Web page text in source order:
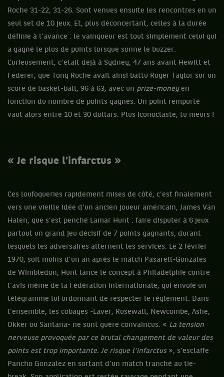
Roche 31-22, 31-26. Sont venues ensuite les rencontres en un
seul set de 10 jeux. Et, plus déconcertant, celles à la durée
définie à l’avance : le vainqueur est tout simplement celui qui
a gagné le plus de points lorsque sonne le buzzer.
Curieusement, c’était déjà à Sydney, 47 ans avant Hewitt et
Federer, que Tony Roche avait ainsi battu Roger Taylor sur un
score de basket-ball, 96 à 63, avec un prize-moneyen
fonction du nombre de points gagnés. Un point remporté
vaut alors entre 10 et 30 dollars. Plus iconoclaste, tu meurs !
« Je risque l’infarctus »
Ces loufoqueries rapidement mises de côté, c’est finalement
vers une vieille idée d’un ancien joueur américain, James Van
Halen, que s’est penché Lamar Hunt : faire disputer à 6 jeux
partout un grand jeu décisif de 7 points gagnants, durant
lesquels les adversaires alternent les services. Le 2 février
1970, soit moins d’un an après le match Pasarell-Gonzales
de Wimbledon, Hunt lance le concept à Philadelphie contre
l’avis même de la Fédération Internationale, qui envoie un
télégramme lui ordonnant de respecter le règlement. Dans
l’ensemble, les cobayes -Laver, Rosewall, Newcombe, Ashe,
Okker ou Santana- ne sont guère convaincus. « La tension
nerveuse provoquée par ce brutal changement de valeur des
points est trop importante. Je risque l’infarctus », s’esclaffe
Pancho Gonzalez en sortant d’un match tranché au tie-